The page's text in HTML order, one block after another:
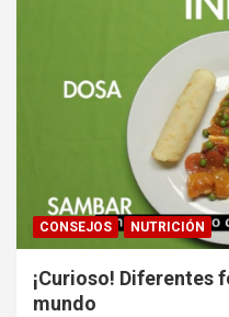
CONSEJOS NUTRICIÓN
¡Curioso! Diferentes
mundo